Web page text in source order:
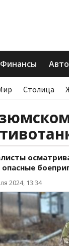
Финансы Авто
Столица
опасные
2024, 13:34